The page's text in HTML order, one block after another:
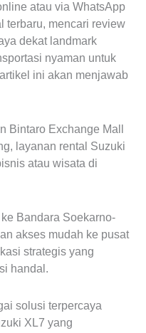
atau via WhatsApp
terbaru, mencari review
dekat landmark
nyaman untuk
ini akan menjawab
Bintaro Exchange Mall
layanan rental Suzuki
atau wisata di
Bandara Soekarno-
akses mudah ke pusat
strategis yang
handal.
solusi terpercaya
XL7 yang